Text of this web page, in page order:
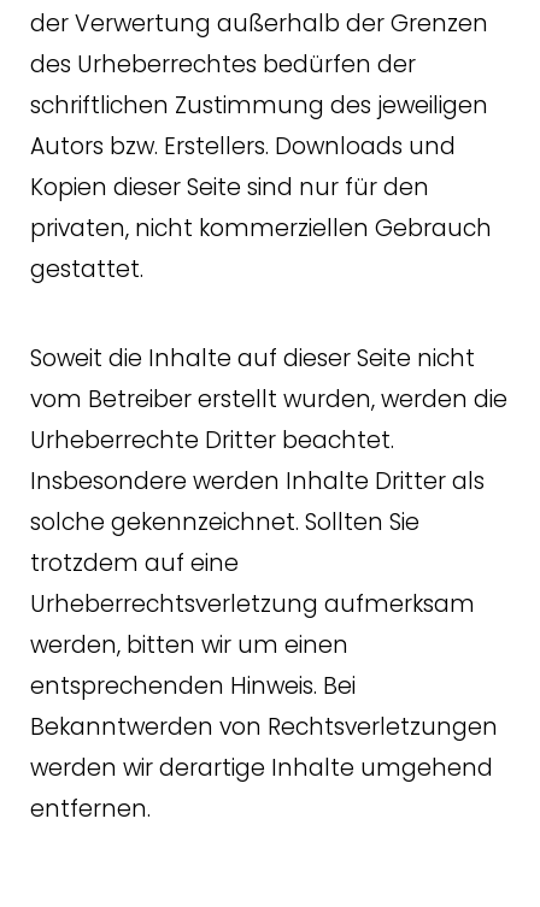
der Verwertung außerhalb der Grenzen
des Urheberrechtes bedürfen der
schriftlichen Zustimmung des jeweiligen
Autors bzw. Erstellers. Downloads und
Kopien dieser Seite sind nur für den
privaten, nicht kommerziellen Gebrauch
gestattet.
Soweit die Inhalte auf dieser Seite nicht
vom Betreiber erstellt wurden, werden die
Urheberrechte Dritter beachtet.
Insbesondere werden Inhalte Dritter als
solche gekennzeichnet. Sollten Sie
trotzdem auf eine
Urheberrechtsverletzung aufmerksam
werden, bitten wir um einen
entsprechenden Hinweis. Bei
Bekanntwerden von Rechtsverletzungen
werden wir derartige Inhalte umgehend
entfernen.